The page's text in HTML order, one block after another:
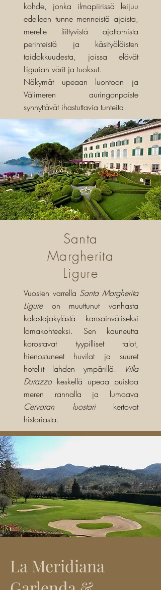
kohde, jonka ilmapiirissä leijuu
edelleen tunne menneistä ajoista,
merelle liittyvistä ajattomista
perinteistä ja käsityöläisten
taidokkuudesta, joissa elävät
Ligurian värit ja tuoksut.
Näkymät upeaan luontoon ja
Välimeren auringonpaiste
synnyttävät ihastuttavia tunteita.
Santa
Margherita
Ligure
Vuosien varrella Santa Margherita
Ligureon muuttunut vanhasta
kalastajakylästä kansainväliseksi
lomakohteeksi. Sen kauneutta
korostavat tyypilliset talot,
hienostuneet huvilat ja suuret
hotellit lahden ympärillä.
Villa
Durazzokeskellä upeaa puistoa
meren rannalla ja lumoava
Cervaran luostarikertovat
historiasta.
La Meridiana